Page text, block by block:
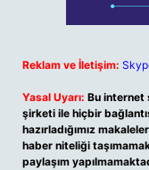
Reklam ve İletişim:
Yasal Uyarı: Bu internet
şirketi ile hiçbir
hazırladığımız
haber niteliği
paylaşım